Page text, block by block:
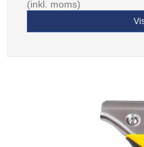
(inkl. moms)